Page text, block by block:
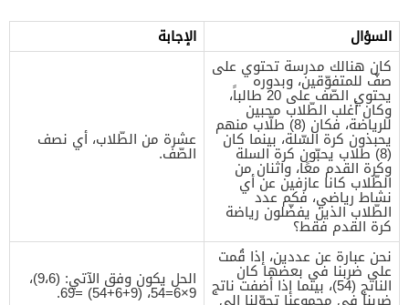
السؤال
الإجابة
كان هنالك مدرسة تحتوي على
صفّ للمتفوّقين، وبدوره
يحتوي الصّف على 20 طالباً،
وكان أغلب الطّلاب محبين
للرياضة، فكان (8) طلّاب منهم
يحبذون كرة السّلة، بينما كان
(8) طلاب يحبّون كرة السلة
وكرة القدم معًا، واثنان من
الطّلاب كانا عازفين عن أي
نشاط رياضي، فكم عدد
الطّلاب الذين يفضّلون رياضة
كرة القدم فقط؟
عشرة من الطّلاب، أي نصف
الصّف.
نحن عبارة عن عددين، إذا قُمت
على ضربنا في بعضها كان
الناتج (54)، بينما إذا أضفت ناتج الحل يكون وفق الآتي: (9،6)،
9×6=54، (9+6+54) =69.